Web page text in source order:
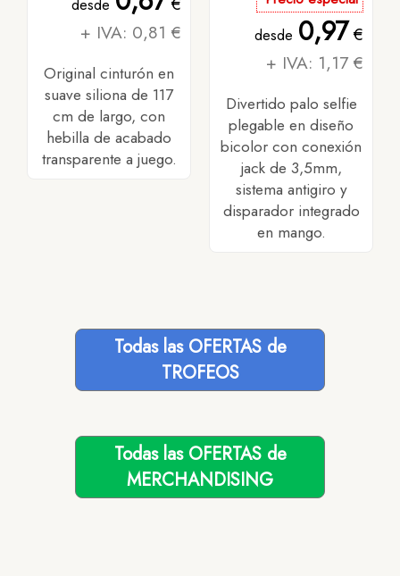
desde
+ IVA: 0,81 €
Original cinturón en
suave siliona de 117
cm de largo, con
hebilla de acabado
transparente a juego.
desde 0,97 €
+ IVA: 1,17 €
Divertido palo selfie
plegable en diseño
bicolor con conexión
jack de 3,5mm,
sistema antigiro y
disparador integrado
en mango.
Todas las OFERTAS de
TROFEOS
Todas las OFERTAS de
MERCHANDISING